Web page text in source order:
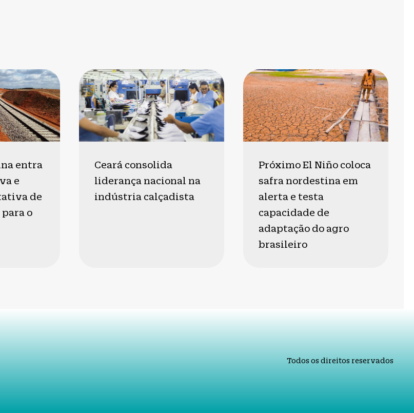
entra
e
de
o
Ceará consolida
liderança nacional na
indústria calçadista
Próximo El Niño coloca
safra nordestina em
alerta e testa
capacidade de
adaptação do agro
brasileiro
Todos os direitos reservados